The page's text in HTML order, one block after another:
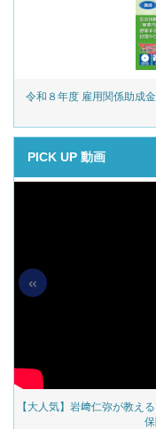
令和８年度 雇用関係助成
PICK UP 動画
【大人気】岩﨑仁弥が教え
«